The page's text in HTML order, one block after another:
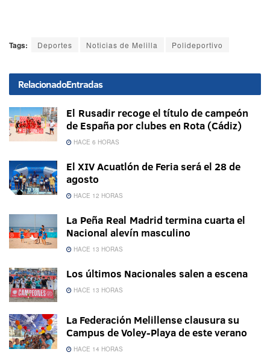
Tags: Deportes Noticias de Melilla Polideportivo
RelacionadoEntradas
El Rusadir recoge el título de campeón
de España por clubes en Rota (Cádiz)
HACE 6 HORAS
El XIV Acuatlón de Feria será el 28 de
agosto
HACE 12 HORAS
La Peña Real Madrid termina cuarta el
Nacional alevín masculino
HACE 13 HORAS
Los últimos Nacionales salen a escena
HACE 13 HORAS
La Federación Melillense clausura su
Campus de Voley-Playa de este verano
HACE 14 HORAS